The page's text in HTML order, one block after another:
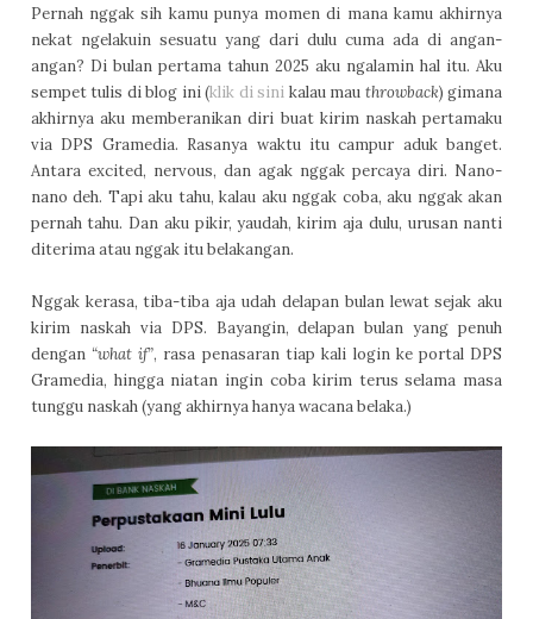
Pernah nggak sih kamu punya momen di mana kamu akhirnya
nekat ngelakuin sesuatu yang dari dulu cuma ada di angan-
angan? Di bulan pertama tahun 2025 aku ngalamin hal itu. Aku
sempet tulis di blog ini (klik di sini kalau mau throwback) gimana
akhirnya aku memberanikan diri buat kirim naskah pertamaku
via DPS Gramedia. Rasanya waktu itu campur aduk banget.
Antara excited, nervous, dan agak nggak percaya diri. Nano-
nano deh. Tapi aku tahu, kalau aku nggak coba, aku nggak akan
pernah tahu. Dan aku pikir, yaudah, kirim aja dulu, urusan nanti
diterima atau nggak itu belakangan.
Nggak kerasa, tiba-tiba aja udah delapan bulan lewat sejak aku
kirim naskah via DPS. Bayangin, delapan bulan yang penuh
dengan “what if”, rasa penasaran tiap kali login ke portal DPS
Gramedia, hingga niatan ingin coba kirim terus selama masa
tunggu naskah (yang akhirnya hanya wacana belaka.)